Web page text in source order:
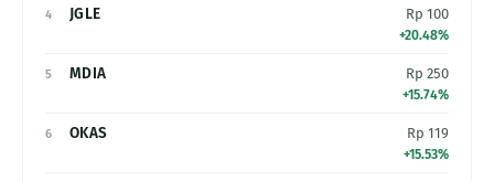
4 JGLE Rp 100
+20.48%
5 MDIA Rp 250
+15.74%
6 OKAS Rp 119
+15.53%